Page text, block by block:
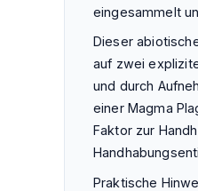
eingesammelt
Dieser
auf zwei
und durch
einer Magma
Faktor zur
Praktische